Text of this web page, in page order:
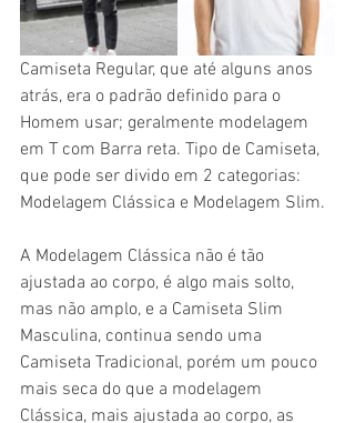
Camiseta Regular, que até alguns anos
atrás, era o padrão definido para o
Homem usar; geralmente modelagem
em T com Barra reta. Tipo de Camiseta,
que pode ser divido em 2 categorias:
Modelagem Clássica e Modelagem Slim.
A Modelagem Clássica não é tão
ajustada ao corpo, é algo mais solto,
mas não amplo, e a Camiseta Slim
Masculina, continua sendo uma
Camiseta Tradicional, porém um pouco
mais seca do que a modelagem
Clássica, mais ajustada ao corpo, as